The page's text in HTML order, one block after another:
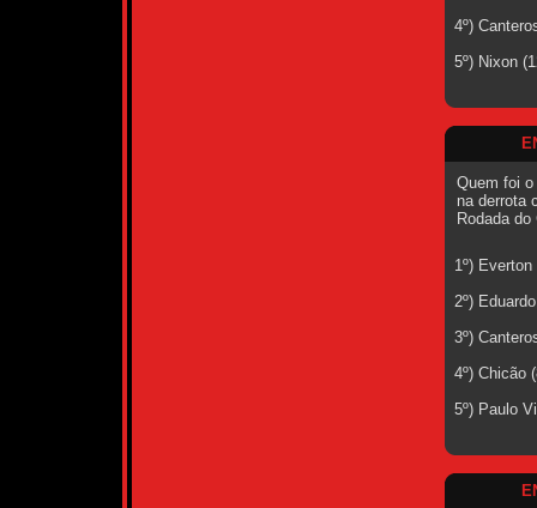
4º)
5º) Nixon
Quem foi o
na derrota
Rodada
1º)
2º)
3º)
4º) Chicão
5º) Paulo